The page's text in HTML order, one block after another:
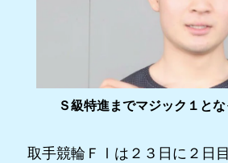
Ｓ級特進までマジック１と
取手競輪ＦⅠは２３日に２日